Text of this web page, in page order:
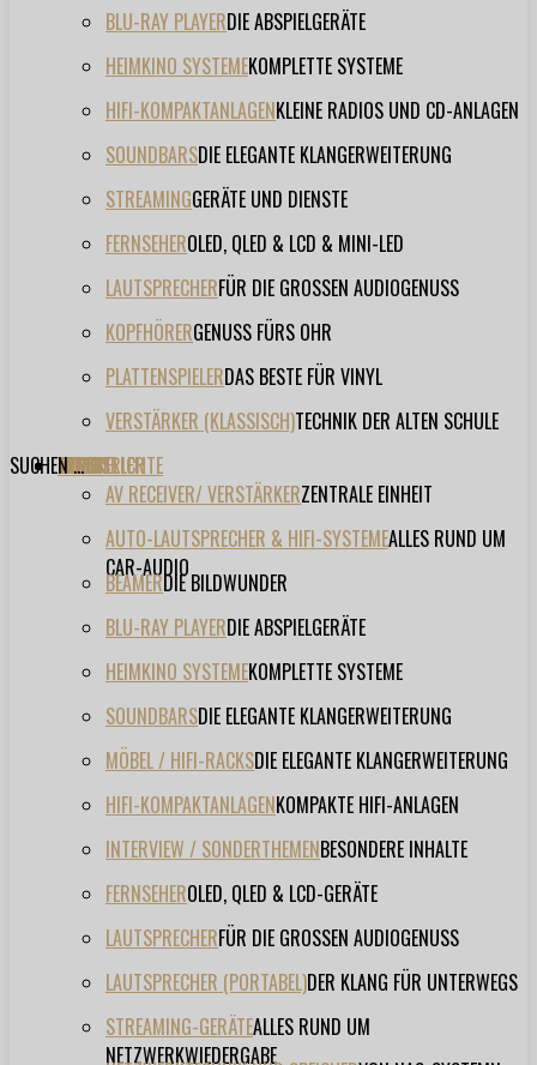
BLU-RAY PLAYERDIE ABSPIELGERÄTE
HEIMKINO SYSTEMEKOMPLETTE SYSTEME
HIFI-KOMPAKTANLAGENKLEINE RADIOS UND CD-ANLAGEN
SOUNDBARSDIE ELEGANTE KLANGERWEITERUNG
STREAMINGGERÄTE UND DIENSTE
FERNSEHEROLED, QLED & LCD & MINI-LED
LAUTSPRECHERFÜR DIE GROSSEN AUDIOGENUSS
KOPFHÖRERGENUSS FÜRS OHR
PLATTENSPIELERDAS BESTE FÜR VINYL
VERSTÄRKER (KLASSISCH)TECHNIK DER ALTEN SCHULE
TESTBERICHTE
AV RECEIVER/ VERSTÄRKERZENTRALE EINHEIT
AUTO-LAUTSPRECHER & HIFI-SYSTEMEALLES RUND UM
CAR-AUDIO
BEAMERDIE BILDWUNDER
BLU-RAY PLAYERDIE ABSPIELGERÄTE
HEIMKINO SYSTEMEKOMPLETTE SYSTEME
SOUNDBARSDIE ELEGANTE KLANGERWEITERUNG
MÖBEL / HIFI-RACKSDIE ELEGANTE KLANGERWEITERUNG
HIFI-KOMPAKTANLAGENKOMPAKTE HIFI-ANLAGEN
INTERVIEW / SONDERTHEMENBESONDERE INHALTE
FERNSEHEROLED, QLED & LCD-GERÄTE
LAUTSPRECHERFÜR DIE GROSSEN AUDIOGENUSS
LAUTSPRECHER (PORTABEL)DER KLANG FÜR UNTERWEGS
STREAMING-GERÄTEALLES RUND UM
NETZWERKWIEDERGABE
FORUM
FILME
VIDEOS
HERSTELLER
EVENT
SUCHEN ...